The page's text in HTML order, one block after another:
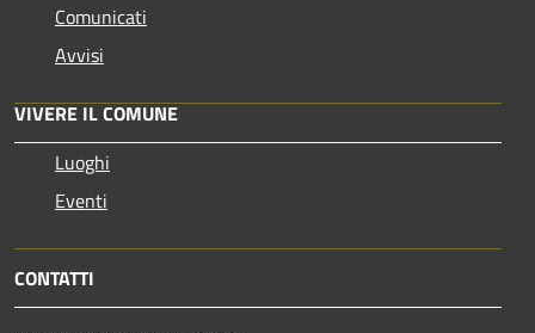
Comunicati
Avvisi
VIVERE IL COMUNE
Luoghi
Eventi
CONTATTI